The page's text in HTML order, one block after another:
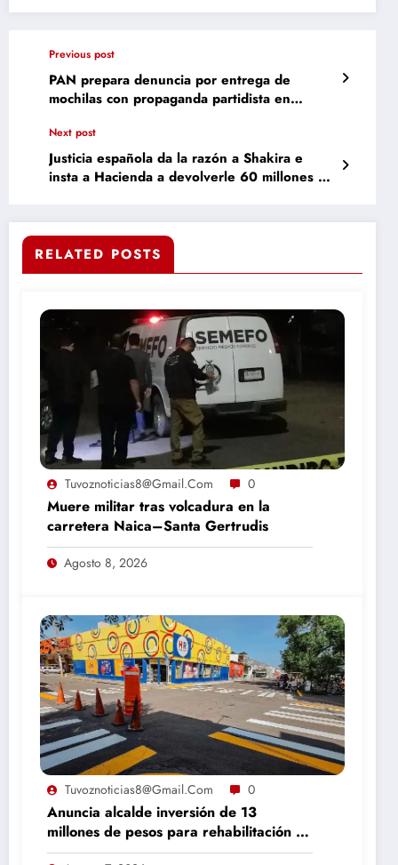
Previous post
PAN prepara denuncia por entrega de
mochilas con propaganda partidista en
Next post
Justicia española da la razón a Shakira e
insta a Hacienda a devolverle 60 millones de
RELATED POSTS
Tuvoznoticias8@gmail.com 0
Muere militar tras volcadura en la
carretera Naica–Santa Gertrudis
Agosto 8, 2026
Tuvoznoticias8@gmail.com 0
Anuncia alcalde inversión de 13
millones de pesos para rehabilitación de
calles en Camargo